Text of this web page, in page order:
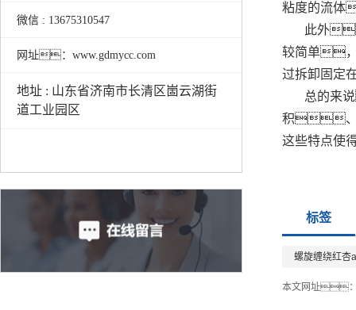
微信 : 13675310547
网址：www.gdmycc.com
地址 : 山东省济南市长清区崮云湖街
道工业园区
粘度的流体
此外
较简单，
过拆卸固定
总的来
积、
这些特点使
标签
螺旋缠绕红杏
本文网址